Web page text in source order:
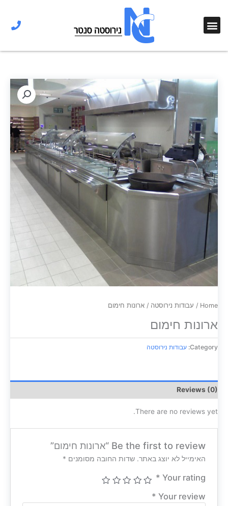
לתוכןתפריט
Home
/ עבודות נירוסטה / ארונות חימום
ארונות חימום
Category: עבודות נירוסטה
Reviews (0)
There are no reviews yet.
Be the first to review “ארונות חימום”
האימייל לא יוצג באתר. שדות החובה מסומנים *
Your rating
*
Your review
*